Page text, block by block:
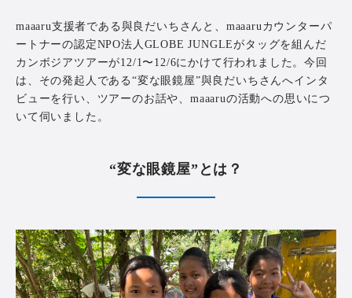
maaaru支援者である與良だいちさんと、maaaruカウンターパ
ートナーの認定NPO法人GLOBE JUNGLEがタッグを組んだ
カンボジアツアーが12/1〜12/6にかけて行われました。今回
は、その発起人である“変な眼鏡屋”與良だいちさんへインタ
ビューを行い、ツアーのお話や、maaaruの活動への思いにつ
いて伺いました。
“変な眼鏡屋”とは？